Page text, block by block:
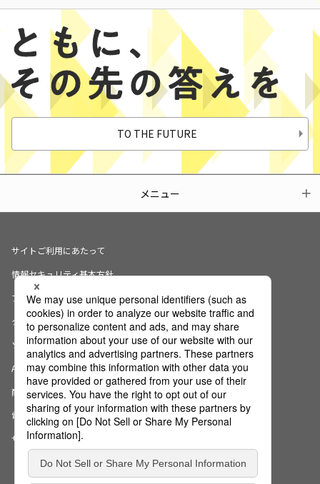
TO THE FUTURE
メニュー
サイトご利用にあたって
情報セキュリティ基本方針
プライバシーポリシー
クッキーの使用について
ソーシャルメディアポリシー
AI倫理宣言
商標・登録商標について
電子公告
サイトマップ